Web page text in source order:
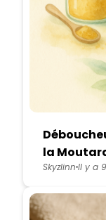
la
Skyzlinn Il y a